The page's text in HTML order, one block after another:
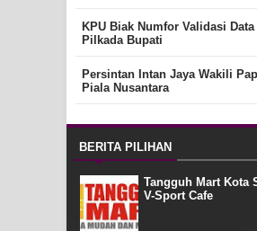
KPU Biak Numfor Validasi
Pilkada Bupati
Persintan Intan Jaya Wakili
Piala Nusantara
BERITA PILIHAN
Tangguh Mart Kota
V-Sport Cafe